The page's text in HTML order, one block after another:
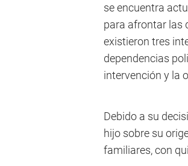
se encuentra
para afrontar las
existieron tres
dependencias
intervención y la
Debido a su
hijo sobre su
familiares, con